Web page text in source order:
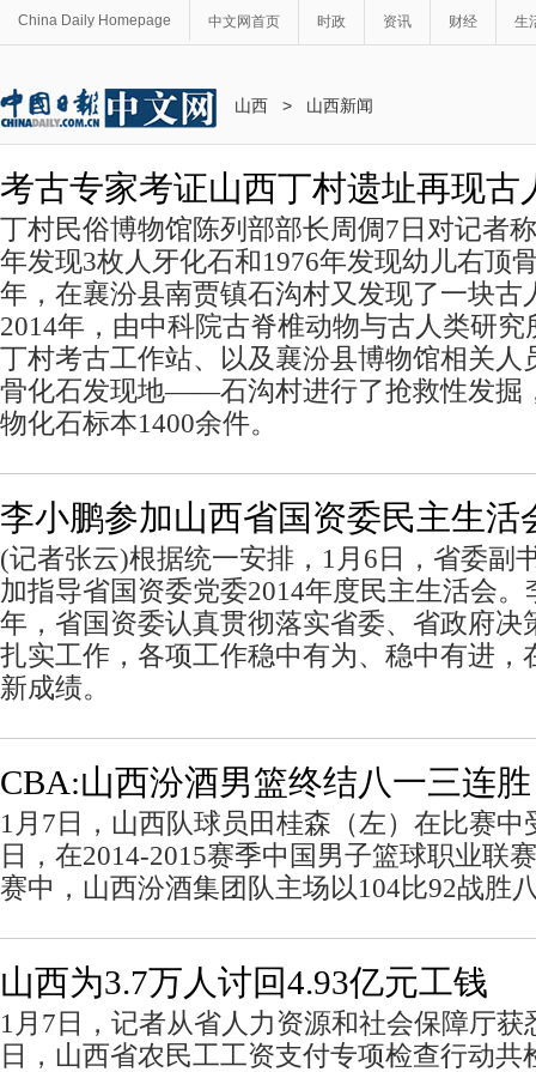
China Daily Homepage 中文网首页 时政 资讯 财经 生
山西 > 山西新闻
考古专家考证山西丁村遗址再现古
丁村民俗博物馆陈列部部长周倜7日对记者
年发现3枚人牙化石和1976年发现幼儿右顶
年，在襄汾县南贾镇石沟村又发现了一块古
2014年，由中科院古脊椎动物与古人类研
丁村考古工作站、以及襄汾县博物馆相关人
骨化石发现地——石沟村进行了抢救性发掘
物化石标本1400余件。
李小鹏参加山西省国资委民主生活
(记者张云)根据统一安排，1月6日，省委副
加指导省国资委党委2014年度民主生活会。
年，省国资委认真贯彻落实省委、省政府决
扎实工作，各项工作稳中有为、稳中有进，
新成绩。
CBA:山西汾酒男篮终结八一三连胜
1月7日，山西队球员田桂森（左）在比赛
日，在2014-2015赛季中国男子篮球职业联
赛中，山西汾酒集团队主场以104比92战胜
山西为3.7万人讨回4.93亿元工钱
1月7日，记者从省人力资源和社会保障厅获
日，山西省农民工工资支付专项检查行动共